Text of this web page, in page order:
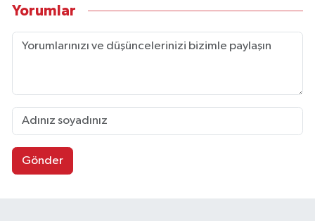
Yorumlar
Gönder